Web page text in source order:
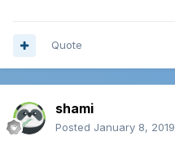
Quote
shami
Posted January 8, 2019